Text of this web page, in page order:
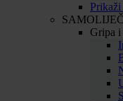
Prikaži
Gripa i